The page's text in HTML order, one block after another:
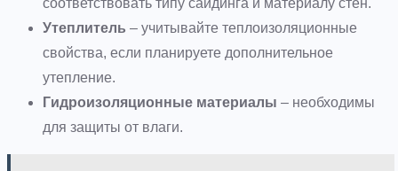
Утеплитель – учитывайте теплоизоляционные
свойства, если планируете дополнительное
утепление.
Гидроизоляционные материалы – необходимы
для защиты от влаги.